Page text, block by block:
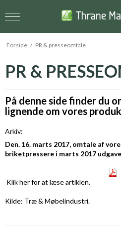
Forside / PR & presseomtale
PR &
På denne side finder du
lignende om vores
Arkiv:
Den. 16. marts 2017, omtale af
briketpressere i marts 2017
Klik herfor at læse artiklen.
Kilde: Træ & Møbelindustri.